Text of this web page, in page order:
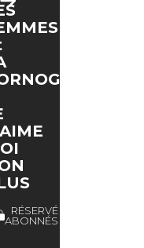
RÉSERVÉ
ABONNÉS